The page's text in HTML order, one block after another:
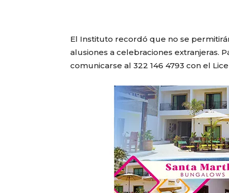
El Instituto recordó que no se
alusiones a celebraciones extranjeras.
comunicarse al 322 146 4793 con el